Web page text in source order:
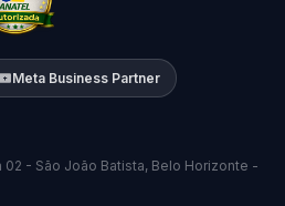
Meta Business Partner
02 - São João Batista, Belo Horizonte -